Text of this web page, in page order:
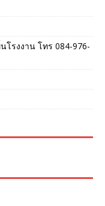
รงงาน โทร 084-976-